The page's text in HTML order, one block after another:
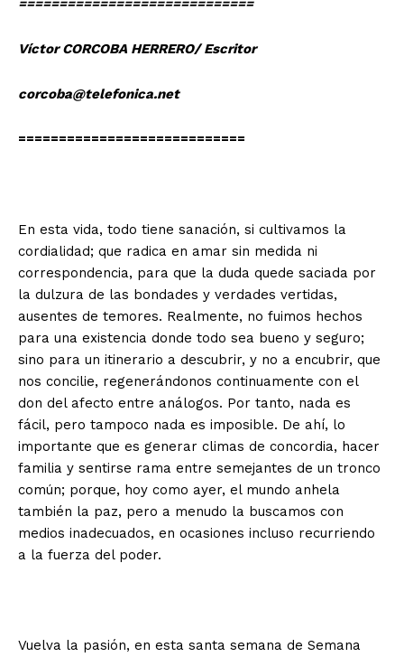
=============================
Víctor CORCOBA HERRERO/ Escritor
corcoba@telefonica.net
============================
En esta vida, todo tiene sanación, si cultivamos la
cordialidad; que radica en amar sin medida ni
correspondencia, para que la duda quede saciada por
la dulzura de las bondades y verdades vertidas,
ausentes de temores. Realmente, no fuimos hechos
para una existencia donde todo sea bueno y seguro;
sino para un itinerario a descubrir, y no a encubrir, que
nos concilie, regenerándonos continuamente con el
don del afecto entre análogos. Por tanto, nada es
fácil, pero tampoco nada es imposible. De ahí, lo
importante que es generar climas de concordia, hacer
familia y sentirse rama entre semejantes de un tronco
común; porque, hoy como ayer, el mundo anhela
también la paz, pero a menudo la buscamos con
medios inadecuados, en ocasiones incluso recurriendo
a la fuerza del poder.
Vuelva la pasión, en esta santa semana de Semana